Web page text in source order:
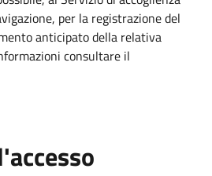
per la registrazione del
anticipato della relativa
consultare il